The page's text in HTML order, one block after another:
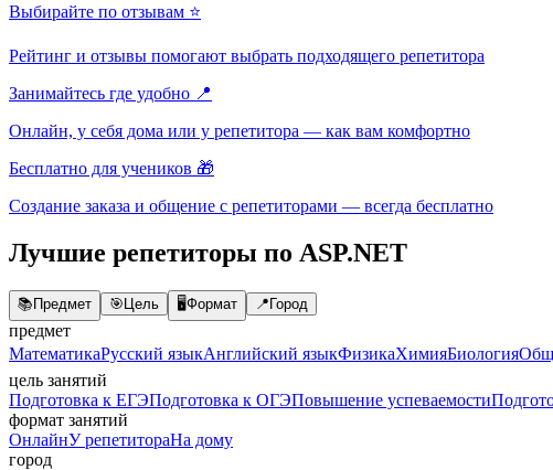
Выбирайте по отзывам ⭐
Рейтинг и отзывы помогают выбрать подходящего репетитора
Занимайтесь где удобно 📍
Онлайн, у себя дома или у репетитора — как вам комфортно
Бесплатно для учеников 🎁
Создание заказа и общение с репетиторами — всегда бесплатно
Лучшие репетиторы по ASP.NET
📚Предмет 🎯Цель 🖥️Формат 📍Город
предмет
МатематикаРусский языкАнглийский языкФизикаХимияБиология
цель занятий
Подготовка к ЕГЭПодготовка к ОГЭПовышение успеваемости
формат занятий
ОнлайнУ репетитораНа дому
город